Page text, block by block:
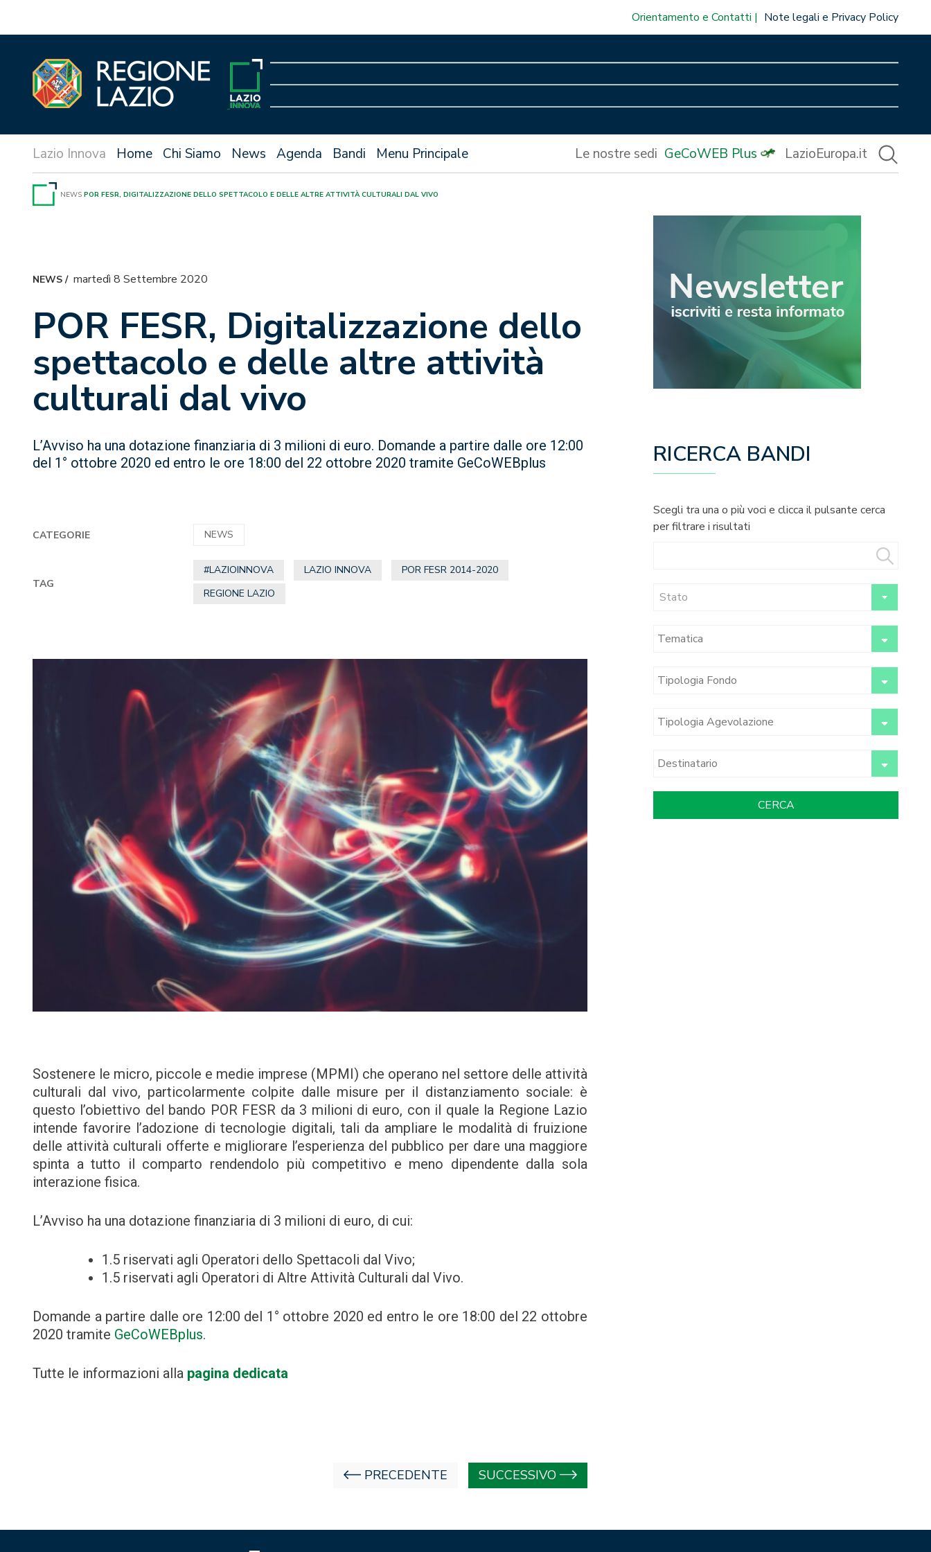
Orientamento e Contatti Note legali e Privacy Policy
Home Chi Siamo News Agenda Bandi Menu Principale Le nostre sedi GeCoWEB Plus LazioEuropa.it
NEWS POR FESR, DIGITALIZZAZIONE DELLO SPETTACOLO E DELLE ALTRE ATTIVITÀ CULTURALI DAL VIVO
NEWS/ martedì 8 Settembre 2020
POR FESR, Digitalizzazione dello
spettacolo e delle altre attività
culturali dal vivo
L’Avviso ha una dotazione finanziaria di 3 milioni di euro. Domande a partire dalle ore 12:00
del 1° ottobre 2020 ed entro le ore 18:00 del 22 ottobre 2020 tramite GeCoWEBplus
CATEGORIE NEWS
TAG
#LAZIOINNOVA LAZIO INNOVA
POR FESR 2014-2020
REGIONE LAZIO
Sostenere le micro, piccole e medie imprese (MPMI) che operano nel settore delle attività
culturali dal vivo, particolarmente colpite dalle misure per il distanziamento sociale: è
questo l’obiettivo del bando POR FESR da 3 milioni di euro, con il quale la Regione Lazio
intende favorire l’adozione di tecnologie digitali, tali da ampliare le modalità di fruizione
delle attività culturali offerte e migliorare l’esperienza del pubblico per dare una maggiore
spinta a tutto il comparto rendendolo più competitivo e meno dipendente dalla sola
interazione fisica.
L’Avviso ha una dotazione finanziaria di 3 milioni di euro, di cui:
1.5 riservati agli Operatori dello Spettacoli dal Vivo;
1.5 riservati agli Operatori di Altre Attività Culturali dal Vivo.
Domande a partire dalle ore 12:00 del 1° ottobre 2020 ed entro le ore 18:00 del 22 ottobre
2020 tramite GeCoWEBplus.
Tutte le informazioni alla pagina dedicata
PRECEDENTE SUCCESSIVO
RICERCA BANDI
Scegli tra una o più voci e clicca il pulsante cerca
per filtrare i risultati
Stato